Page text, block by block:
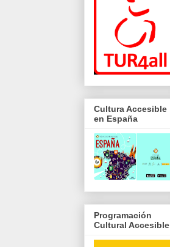
Cultura Accesible
en España
Programación
Cultural Accesible